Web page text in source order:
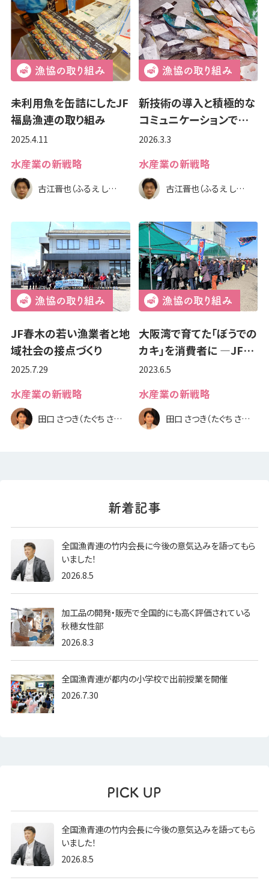
未利用魚を缶詰にしたJF
福島漁連の取り組み
2025.4.11
水産業の新戦略
古江晋也（ふるえ しんや）
新技術の導入と積極的な
コミュニケーションで…
2026.3.3
水産業の新戦略
古江晋也（ふるえ しんや）
JF春木の若い漁業者と地
域社会の接点づくり
2025.7.29
水産業の新戦略
田口 さつき（たぐち さつき）
大阪湾で育てた「ぼうでの
カキ」を消費者に ―JF…
2023.6.5
水産業の新戦略
田口 さつき（たぐち さつき）
全国漁青連の竹内会長に今後の意気込みを語ってもら
いました！
2026.8.5
加工品の開発・販売で全国的にも高く評価されている
秋穂女性部
2026.8.3
全国漁青連が都内の小学校で出前授業を開催
2026.7.30
全国漁青連の竹内会長に今後の意気込みを語ってもら
いました！
2026.8.5